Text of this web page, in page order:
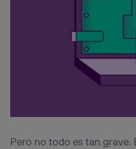
Pero no todo es tan grave.